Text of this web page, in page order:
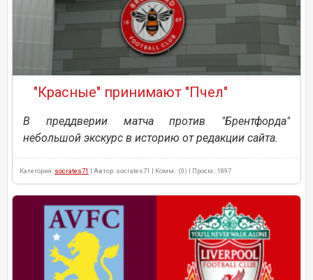
"Красные" принимают "Пчел"
В преддверии матча против "Брентфорда"
небольшой экскурс в историю от редакции сайта.
Категория: socrates71 | Автор: socrates71 | Комм.: (0) | Просм.: 1897